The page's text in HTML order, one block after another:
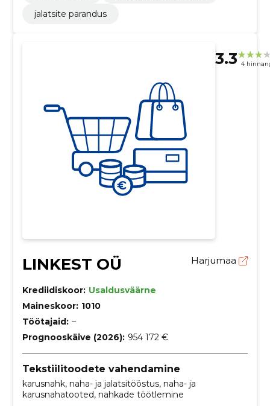
jalatsite parandus
3.3 4
LINKEST OÜ Harjumaa
Krediidiskoor: Usaldusväärne
Maineskoor: 1010
Töötajaid: –
Prognooskäive (2026): 954 172 €
Tekstiilitoodete vahendamine
karusnahk, naha- ja jalatsitööstus, naha- ja
karusnahatooted, nahkade töötlemine